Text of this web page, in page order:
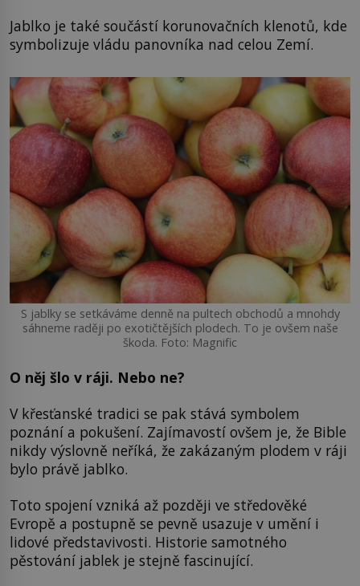
Jablko je také součástí korunovačních klenotů, kde
symbolizuje vládu panovníka nad celou Zemí.
S jablky se setkáváme denně na pultech obchodů a mnohdy
sáhneme raději po exotičtějších plodech. To je ovšem naše
škoda. Foto: Magnific
O něj šlo v ráji. Nebo ne?
V křesťanské tradici se pak stává symbolem
poznání a pokušení. Zajímavostí ovšem je, že Bible
nikdy výslovně neříká, že zakázaným plodem v ráji
bylo právě jablko.
Toto spojení vzniká až později ve středověké
Evropě a postupně se pevně usazuje v umění i
lidové představivosti. Historie samotného
pěstování jablek je stejně fascinující.